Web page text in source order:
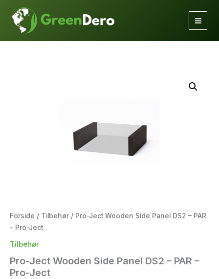
indholdet
Forside / Tilbehør / Pro-Ject Wooden Side Panel DS2 – PAR
– Pro-Ject
Tilbehør
Pro-Ject Wooden Side Panel DS2 – PAR –
Pro-Ject